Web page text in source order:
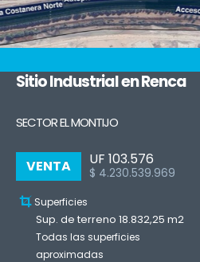
Sitio Industrial en Renca
SECTOR EL MONTIJO
VENTA UF 103.576
$ 4.230.539.969
Superficies
Sup. de terreno 18.832,25 m2
Todas las superficies
aproximadas